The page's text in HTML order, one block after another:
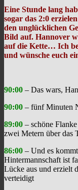
Eine Stunde lang
sogar das 2:0
den unglücklichen
Bild auf. Hannover
auf die Kette… Ich
und wünsche euch
90:00 – Das wars,
90:00 – fünf Minuten
89:00 – schöne
zwei Metern über das
86:00 – Und es
Hintermannschaft ist
Lücke aus und erzielt
verteidigt